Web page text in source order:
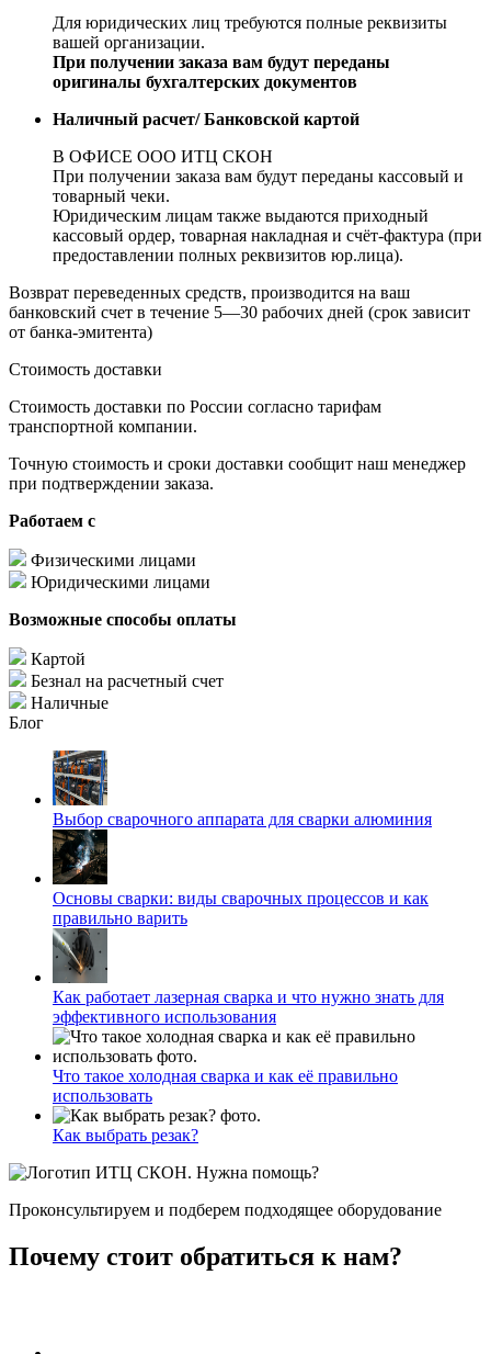
Для юридических лиц требуются полные реквизиты
вашей организации.
При получении заказа вам будут переданы
оригиналы бухгалтерских документов
Наличный расчет/ Банковской картой
В ОФИСЕ ООО ИТЦ СКОН
При получении заказа вам будут переданы кассовый и
товарный чеки.
Юридическим лицам также выдаются приходный
кассовый ордер, товарная накладная и счёт-фактура (при
предоставлении полных реквизитов юр.лица).
Возврат переведенных средств, производится на ваш
банковский счет в течение 5—30 рабочих дней (срок зависит
от банка-эмитента)
Стоимость доставки
Стоимость доставки по России согласно тарифам
транспортной компании.
Точную стоимость и сроки доставки сообщит наш менеджер
при подтверждении заказа.
Работаем с
Физическими лицами
Юридическими лицами
Возможные способы оплаты
Картой
Безнал на расчетный счет
Наличные
Блог
Выбор сварочного аппарата для сварки алюминия
Основы сварки: виды сварочных процессов и как
правильно варить
Как работает лазерная сварка и что нужно знать для
эффективного использования
Что такое холодная сварка и как её правильно
использовать
Как выбрать резак?
Нужна помощь?
Проконсультируем и подберем подходящее оборудование
Почему стоит обратиться к нам?